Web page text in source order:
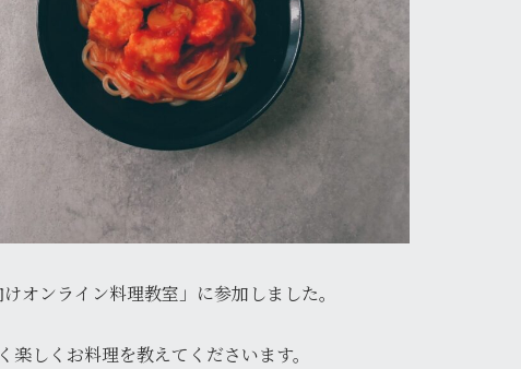
オンライン料理教室」に参加しました。
しくお料理を教えてくださいます。